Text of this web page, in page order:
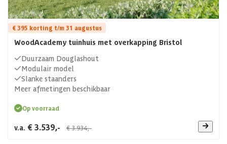
€ 395 korting t/m 31 augustus
WoodAcademy tuinhuis met overkapping Bristol
Duurzaam Douglashout
Modulair model
Slanke staanders
Meer afmetingen beschikbaar
Op voorraad
v.a. € 3.539,- € 3.934,-